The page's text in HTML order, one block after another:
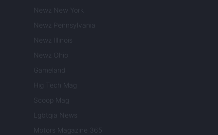
Newz New York
Newz Pennsylvania
Newz Illinois
Newz Ohio
Gameland
Hig Tech Mag
Scoop Mag
Lgbtqia News
Motors Magazine 365